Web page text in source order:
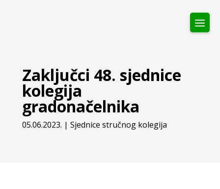
Zaključci 48. sjednice
kolegija
gradonačelnika
05.06.2023. | Sjednice stručnog kolegija